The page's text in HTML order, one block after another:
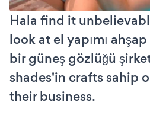
Hala find it
look at el yapımı
bir güneş gözlüğü
shades'in crafts sahip
their business.